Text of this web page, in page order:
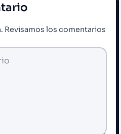
Revisamos los comentarios